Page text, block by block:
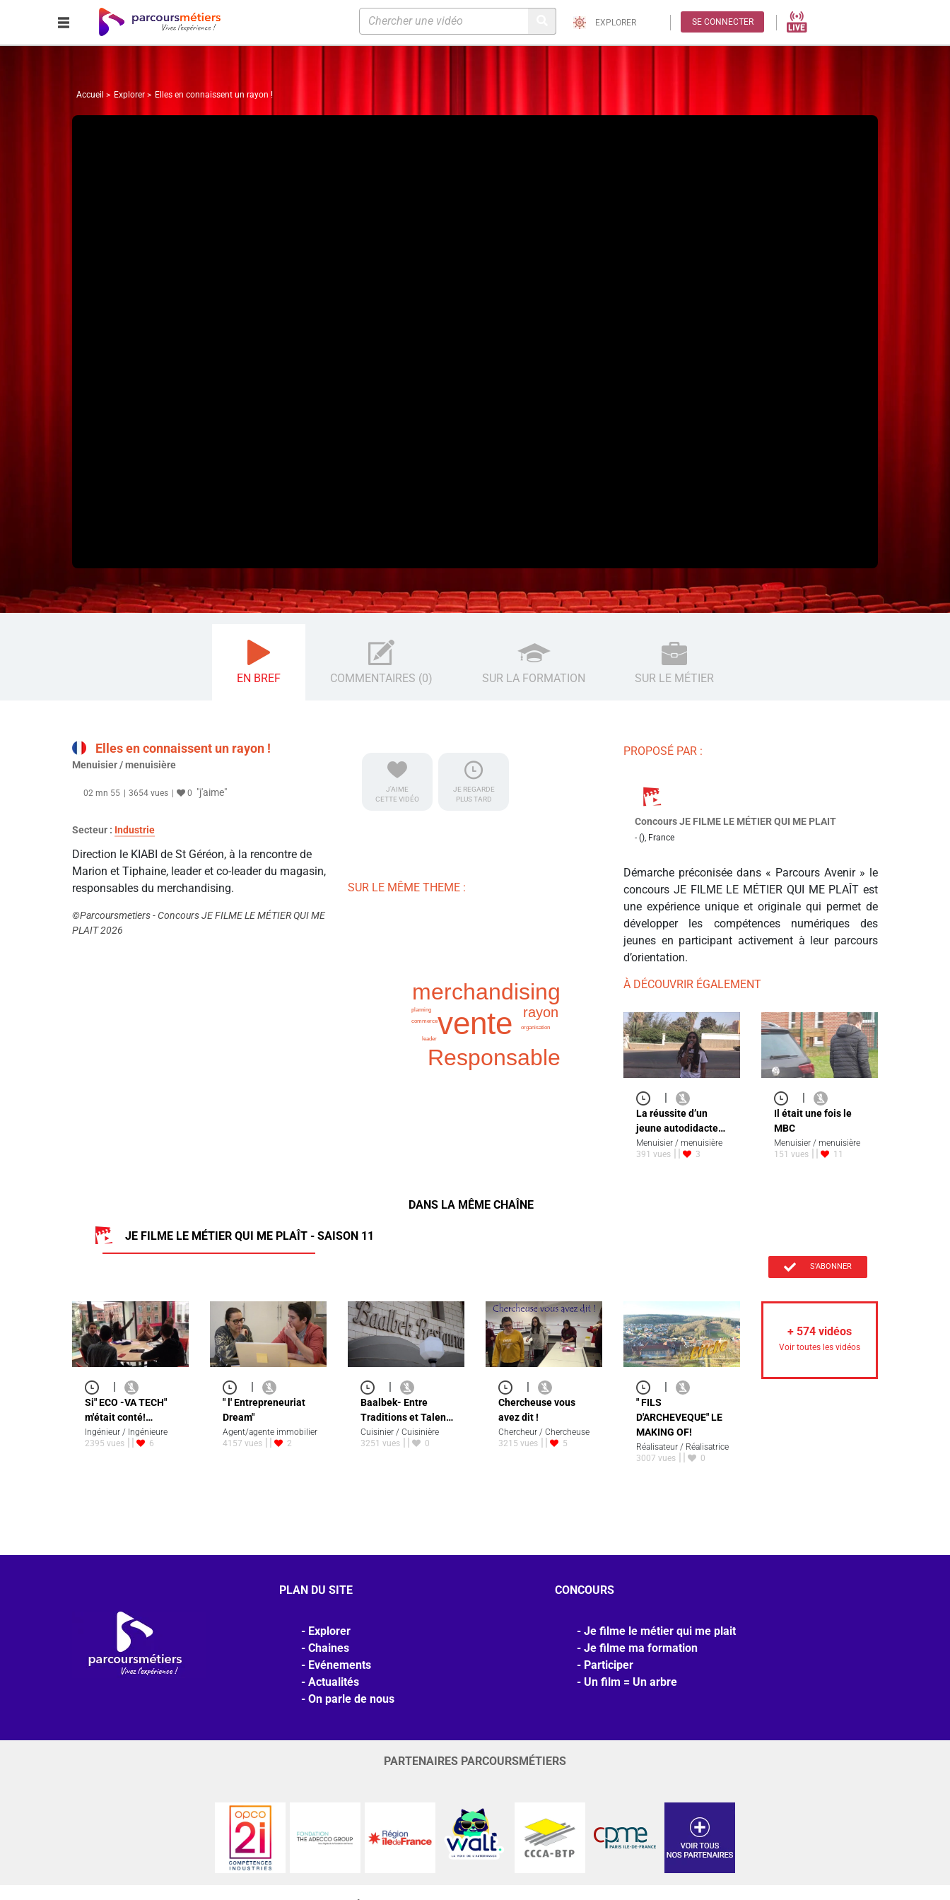
EXPLORER SE CONNECTER
Accueil Explorer Elles en connaissent un rayon !
EN BREF COMMENTAIRES (0) SUR LA FORMATION SUR LE MÉTIER
Elles en connaissent un rayon !
Menuisier / menuisière
02 mn 55 3654 vues 0 "j'aime"
Secteur : Industrie
Direction le KIABI de St Géréon, à la rencontre de
Marion et Tiphaine, leader et co-leader du magasin,
responsables du merchandising.
©Parcoursmetiers - Concours JE FILME LE MÉTIER QUI ME
PLAIT 2026
J'AIME
CETTE VIDÉO
JE REGARDE
PLUS TARD
SUR LE MÊME THEME :
vente
Responsable
merchandising
rayon
leader
commerce
organisation
planning
PROPOSÉ PAR :
Concours JE FILME LE MÉTIER QUI ME PLAIT
- (), France
Démarche préconisée dans « Parcours Avenir » le
concours JE FILME LE MÉTIER QUI ME PLAÎT est
une expérience unique et originale qui permet de
développer les compétences numériques des
jeunes en participant activement à leur parcours
d’orientation.
À DÉCOUVRIR ÉGALEMENT
La réussite d’un
jeune autodidacte…
Menuisier / menuisière
391 vues
3
Il était une fois le
MBC
Menuisier / menuisière
151 vues
11
DANS LA MÊME CHAÎNE
JE FILME LE MÉTIER QUI ME PLAÎT - SAISON 11
S'ABONNER
Si" ECO -VA TECH"
m'était conté!…
Ingénieur / Ingénieure
2395 vues
6
" l' Entrepreneuriat
Dream"
Agent/agente immobilier
4157 vues
2
Baalbek- Entre
Traditions et Talen…
Cuisinier / Cuisinière
3251 vues
0
Chercheuse vous
avez dit !
Chercheur / Chercheuse
3215 vues
5
" FILS
D'ARCHEVEQUE" LE
MAKING OF!
Réalisateur / Réalisatrice
3007 vues
0
+ 574 vidéos
Voir toutes les vidéos
PLAN DU SITE
Explorer
Chaines
Evénements
Actualités
On parle de nous
CONCOURS
Je filme le métier qui me plait
Je filme ma formation
Participer
Un film = Un arbre
PARTENAIRES PARCOURSMÉTIERS